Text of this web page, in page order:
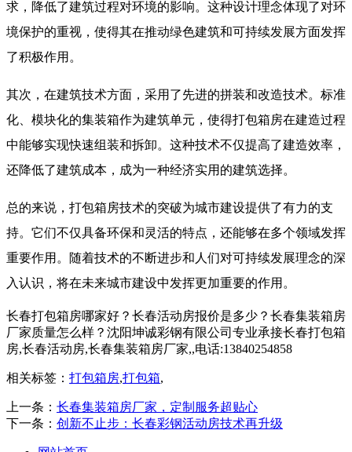
求，降低了建筑过程对环境的影响。这种设计理念体现了对环
境保护的重视，使得其在推动绿色建筑和可持续发展方面发挥
了积极作用。
其次，在建筑技术方面，采用了先进的拼装和改造技术。标准
化、模块化的集装箱作为建筑单元，使得打包箱房在建造过程
中能够实现快速组装和拆卸。这种技术不仅提高了建造效率，
还降低了建筑成本，成为一种经济实用的建筑选择。
总的来说，打包箱房技术的突破为城市建设提供了有力的支
持。它们不仅具备环保和灵活的特点，还能够在多个领域发挥
重要作用。随着技术的不断进步和人们对可持续发展理念的深
入认识，将在未来城市建设中发挥更加重要的作用。
长春打包箱房哪家好？长春活动房报价是多少？长春集装箱房
厂家质量怎么样？沈阳坤诚彩钢有限公司专业承接长春打包箱
房,长春活动房,长春集装箱房厂家,,电话:13840254858
相关标签： 打包箱房,打包箱,
上一条： 长春集装箱房厂家，定制服务超贴心
下一条： 创新不止步：长春彩钢活动房技术再升级